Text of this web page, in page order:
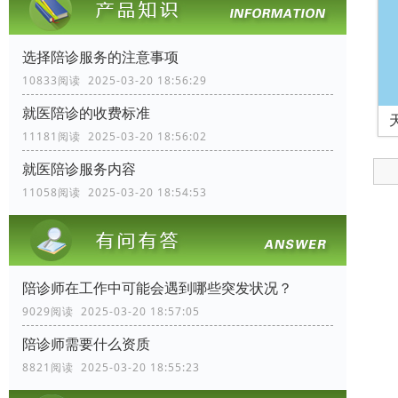
选择陪诊服务的注意事项
10833阅读 2025-03-20 18:56:29
就医陪诊的收费标准
11181阅读 2025-03-20 18:56:02
就医陪诊服务内容
11058阅读 2025-03-20 18:54:53
陪诊师在工作中可能会遇到哪些突发状况？
9029阅读 2025-03-20 18:57:05
陪诊师需要什么资质
8821阅读 2025-03-20 18:55:23